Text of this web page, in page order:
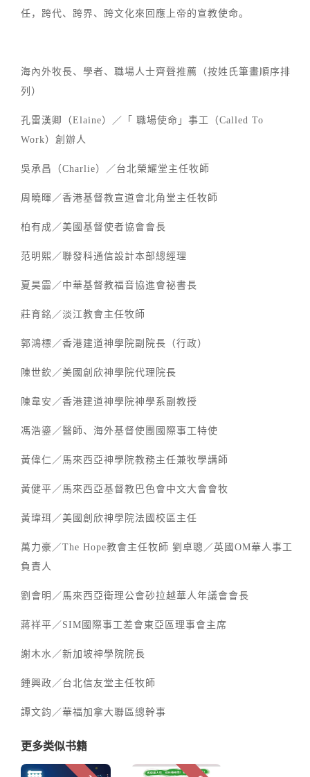
任，跨代、跨界、跨文化來回應上帝的宣教使命。
海內外牧長、學者、職場人士齊聲推薦（按姓氏筆畫順序排
列）
孔雷漢卿（Elaine）／「 職場使命」事工（Called To
Work）創辦人
吳承昌（Charlie）／台北榮耀堂主任牧師
周曉暉／香港基督教宣道會北角堂主任牧師
柏有成／美國基督使者協會會長
范明熙／聯發科通信設計本部總經理
夏昊霝／中華基督教福音協進會祕書長
莊育銘／淡江教會主任牧師
郭鴻標／香港建道神學院副院長（行政）
陳世欽／美國創欣神學院代理院長
陳韋安／香港建道神學院神學系副教授
馮浩鎏／醫師、海外基督使團國際事工特使
黃偉仁／馬來西亞神學院教務主任兼牧學講師
黃健平／馬來西亞基督教巴色會中文大會會牧
黃瑋珥／美國創欣神學院法國校區主任
萬力豪／The Hope教會主任牧師 劉卓聰／英國OM華人事工
負責人
劉會明／馬來西亞衛理公會砂拉越華人年議會會長
蔣祥平／SIM國際事工差會東亞區理事會主席
謝木水／新加坡神學院院長
鍾興政／台北信友堂主任牧師
譚文鈞／華福加拿大聯區總幹事
更多类似书籍